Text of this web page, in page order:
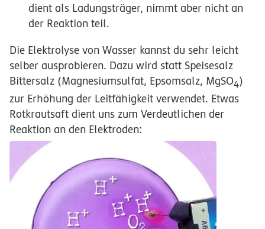
dient als Ladungsträger, nimmt aber nicht an
der Reaktion teil.
Die Elektrolyse von Wasser kannst du sehr leicht
selber ausprobieren. Dazu wird statt Speisesalz
Bittersalz (Magnesiumsulfat, Epsomsalz, MgSO4)
zur Erhöhung der Leitfähigkeit verwendet. Etwas
Rotkrautsaft dient uns zum Verdeutlichen der
Reaktion an den Elektroden: